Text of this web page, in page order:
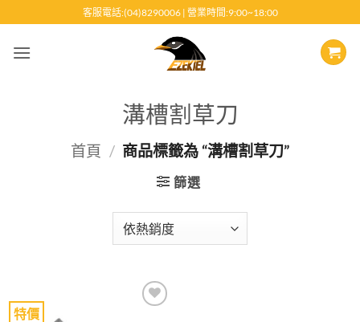
至
客服電話:(04)8290006 | 營業時間:9:00~18:00
溝槽割草刀
首頁 / 商品標籤為 “溝槽割草刀”
篩選
特價